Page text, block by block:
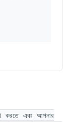
করতে এবং আপনার